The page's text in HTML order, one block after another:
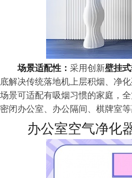
场景适配性： 采用创新壁挂
底解决传统落地机上层积烟、净
场景可适配有吸烟习惯的家庭，
密闭办公室、办公隔间、棋牌室
办公室空气净化